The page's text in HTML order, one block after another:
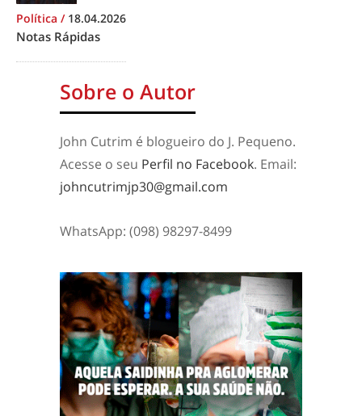
Política / 18.04.2026
Notas Rápidas
Sobre o Autor
John Cutrim é blogueiro do J. Pequeno.
Acesse o seu Perfil no Facebook. Email:
johncutrimjp30@gmail.com
WhatsApp: (098) 98297-8499